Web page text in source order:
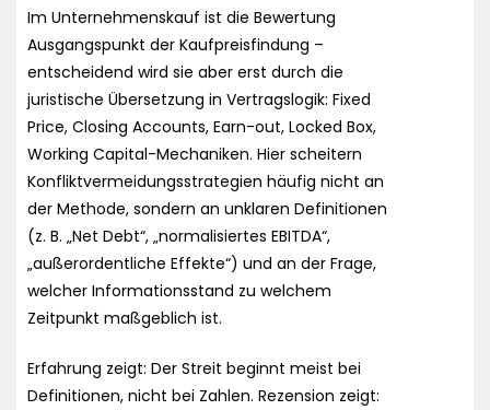
Im Unternehmenskauf ist die Bewertung
Ausgangspunkt der Kaufpreisfindung –
entscheidend wird sie aber erst durch die
juristische Übersetzung in Vertragslogik: Fixed
Price, Closing Accounts, Earn-out, Locked Box,
Working Capital-Mechaniken. Hier scheitern
Konfliktvermeidungsstrategien häufig nicht an
der Methode, sondern an unklaren Definitionen
(z. B. „Net Debt“, „normalisiertes EBITDA“,
„außerordentliche Effekte“) und an der Frage,
welcher Informationsstand zu welchem
Zeitpunkt maßgeblich ist.
Erfahrung zeigt: Der Streit beginnt meist bei
Definitionen, nicht bei Zahlen. Rezension zeigt: